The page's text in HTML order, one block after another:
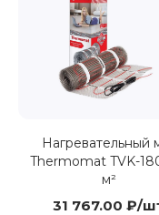
Нагревательный
Thermomat TVK-
м²
31 767.00 ₽/